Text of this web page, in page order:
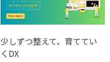
少しずつ整えて、育ててい
くDX